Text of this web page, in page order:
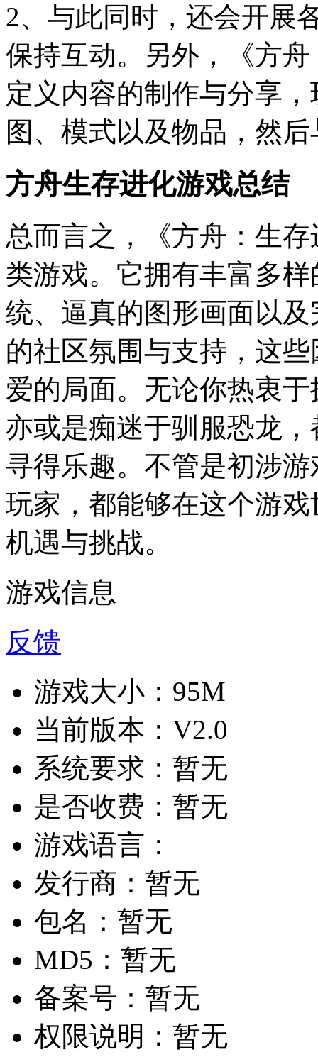
2、与此同时，还会开展
保持互动。另外，《方
定义内容的制作与分享
图、模式以及物品，然
方舟生存进化游戏总结
总而言之，《方舟：生
类游戏。它拥有丰富多
统、逼真的图形画面以
的社区氛围与支持，这
爱的局面。无论你热衷
亦或是痴迷于驯服恐龙
寻得乐趣。不管是初涉
玩家，都能够在这个游
机遇与挑战。
游戏信息
反馈
游戏大小： 95M
当前版本： V2.0
系统要求： 暂无
是否收费： 暂无
游戏语言：
发行商： 暂无
包名： 暂无
MD5： 暂无
备案号： 暂无
权限说明： 暂无